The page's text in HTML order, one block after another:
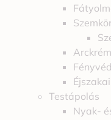
Testápolás
Nyak-